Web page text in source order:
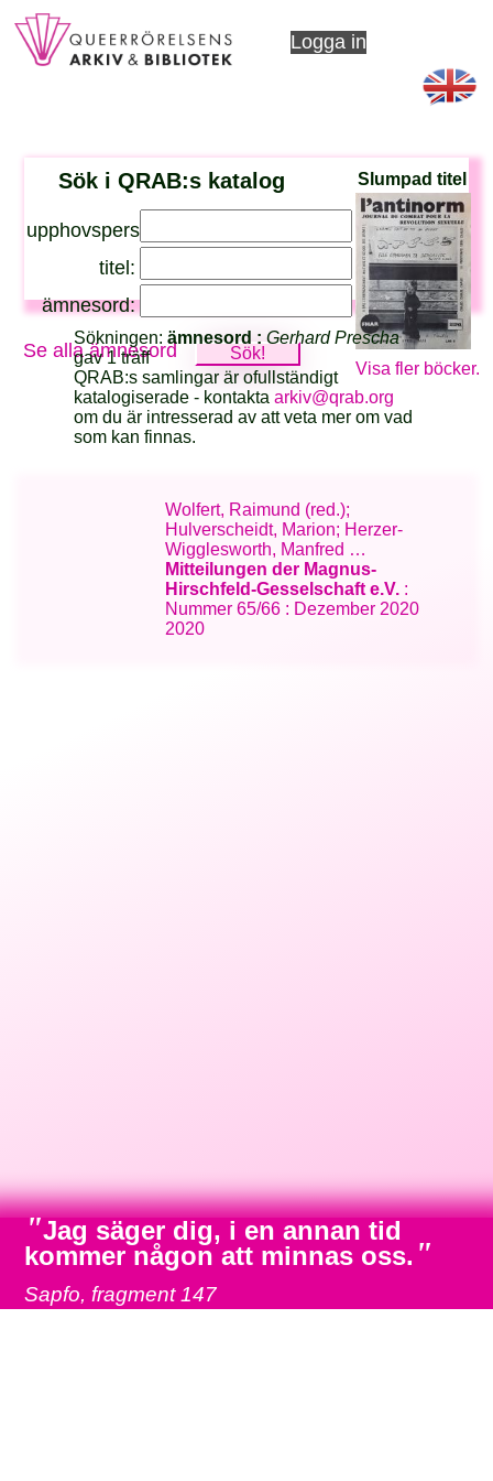
Logga in
Sök i QRAB:s katalog
upphovsperson:
titel:
ämnesord:
Se alla ämnesord
Slumpad titel
Visa fler böcker.
Sökningen:ämnesord :Gerhard Prescha
gav 1 träff
QRAB:s samlingar är ofullständigt
katalogiserade - kontaktaarkiv@qrab.org
om du är intresserad av att veta mer om vad
som kan finnas.
Wolfert, Raimund (red.);
Hulverscheidt, Marion; Herzer-
Wigglesworth, Manfred …
Mitteilungen der Magnus-
Hirschfeld-Gesselschaft e.V. :
Nummer 65/66 : Dezember 2020
2020
"Jag säger dig, i en annan tid
kommer någon att minnas oss. "
Sapfo, fragment 147